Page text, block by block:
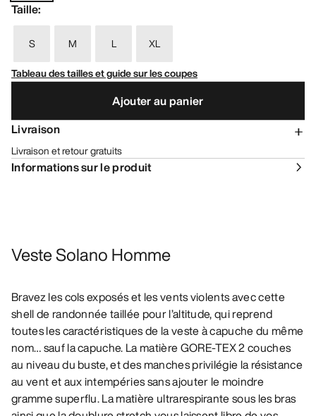
Taille:
S M L
XL
Tableau des tailles et guide sur les coupes
Ajouter au panier
Livraison
Livraison et retour gratuits
Informations sur le produit
Veste Solano Homme
Bravez les cols exposés et les vents violents avec cette
shell de randonnée taillée pour l’altitude, qui reprend
toutes les caractéristiques de la veste à capuche du même
nom… sauf la capuche. La matière GORE-TEX 2 couches
au niveau du buste, et des manches privilégie la résistance
au vent et aux intempéries sans ajouter le moindre
gramme superflu. La matière ultrarespirante sous les bras